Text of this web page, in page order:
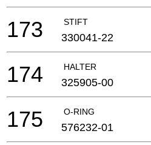
STIFT
173 330041-22
HALTER
174 325905-00
O-RING
175 576232-01